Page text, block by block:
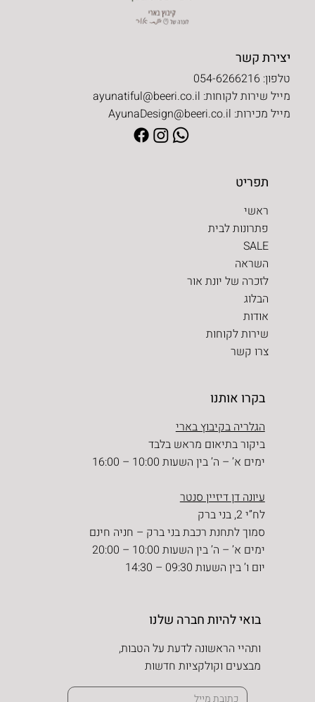
בקרו אותנו
הגלריה בקיבוץ בארי
ביקור בתיאום מראש בלבד
ימים א’ – ה’ בין השעות 10:00 – 16:00
עיונה דן דיזיין סנטר
לח”י 2, בני ברק
סמוך לתחנת רכבת בני ברק – חניה חינם
ימים א’ – ה’ בין השעות 10:00 – 20:00
יום ו’ בין השעות 09:30 – 14:30
תפריט
ראשי
פתרונות לבית
SALE
השראה
לזכרה של יונת אור
הבלוג
אודות
שירות לקוחות
צרו קשר
בואי להיות חברה שלנו
ותהיי הראשונה לדעת על הטבות,
מבצעים וקולקציות חדשות
יצירת קשר
טלפון: 054-6266216
מייל שירות לקוחות: ayunatiful@beeri.co.il
מייל מכירות: AyunaDesign@beeri.co.il